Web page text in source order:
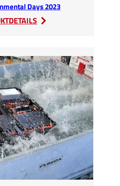
Days 2023
:
Days
2023